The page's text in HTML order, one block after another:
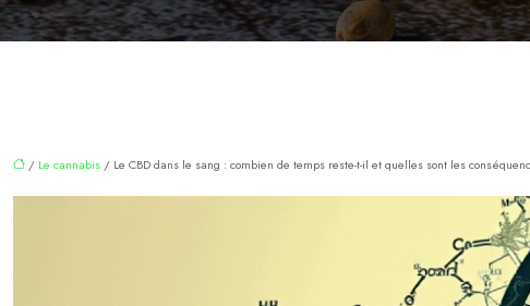
/ Le cannabis / Le CBD dans le sang : combien de temps reste-t-il et quelles sont les